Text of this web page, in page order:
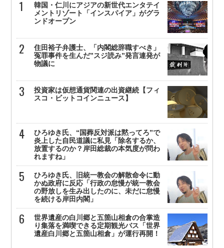
韓国・仁川にアジアの新世代エンタテイ
メントリゾート「インスパイア」がグラ
ンドオープン
住田裕子弁護士、「内閣総辞職すべき」
冤罪事件を生んだ”スジ読み”発言連発が
物議に
投資家は仮想通貨関連の出資継続【フィ
スコ・ビットコインニュース】
ひろゆき氏、“国葬反対派は黙ってろ”で
炎上した自民道議に私見「除名するか、
放置するのか？岸田総裁の本気度が問わ
れますね」
ひろゆき氏、旧統一教会の解散命令に動
かぬ政府に反応「行政の怠慢が統一教会
の野放しを生み出したのに、未だに怠慢
を続ける岸田内閣」
世界遺産の白川郷と五箇山相倉の合掌造
り集落を満喫できる定期観光バス「世界
遺産白川郷と五箇山相倉」が運行再開！